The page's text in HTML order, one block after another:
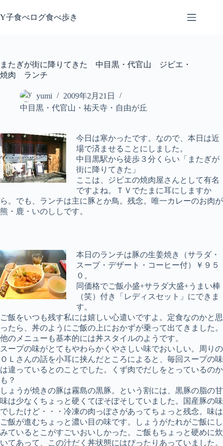
ン
ス
キ
Y子食べログ食べ歩き
またぎが街に降りてきた 中目黒・代官山 ジビエ・
焼肉 ランチ
yumi
2009年2月21日
中目黒・代官山・祐天寺・自由が丘
今日は寒かったです。なので、本日は近
場で済ませることにしました。
中目黒駅から徒歩３分くらい「またぎが
街に降りてきた」
ここは、ジビエの焼肉屋さんとして有名
ですよね。ＴＶでたまに耳にしますか
ら。でも、ランチは主に豚とか鳥。残念。唯一カレーのお肉が
熊・鹿・いのししです。
本日のランチは豚の生姜焼き（サラダ・
スープ・デザート・コーヒー付）￥９５
０。
同価格でご飯小盛+サラダ大盛+うまい棒
（笑）付き「レディスセット」にできま
す。
ご飯をいつも残す私には嬉しい心遣いですよ。定食なのかと思
ったら、丼のようにご飯の上におかずが乗って出てきました。
他のメニューも基本的には丼スタイルのようです。
スープの味がとてもやわらかくやさしい味でおいしい。周りの
ＯＬさんの話を小耳に挟んだところによると、毎回スープの味
は違っているとのことでした。くず肉でだしをとっているのか
も？
しょうが焼きの豚は霧島の黒豚。という割には、黒豚の脂の甘
味は少なくちょっと硬くてぽそぽそしていました。国産豚の味
でしたけど・・・冷凍の肉っぽさがあってちょっと残念。味は
ご飯が進むちょっと濃い目の味です。しょうがたれがご飯にし
みているとこがすごいおいしかった。ご飯もちょっと硬めに炊
いてあって、この汁だく丼状態にはぴったりあっていました。